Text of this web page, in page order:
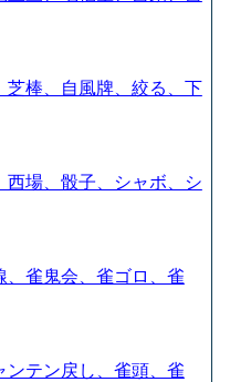
芝棒、自風牌、絞る、下
西場、骰子、シャボ、シ
、雀鬼会、雀ゴロ、雀
ンテン戻し、雀頭、雀